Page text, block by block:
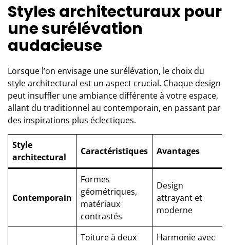
Styles architecturaux pour
une surélévation
audacieuse
Lorsque l’on envisage une surélévation, le choix du
style architectural est un aspect crucial. Chaque design
peut insuffler une ambiance différente à votre espace,
allant du traditionnel au contemporain, en passant par
des inspirations plus éclectiques.
Style
architectural
Caractéristiques Avantages
Contemporain
Formes
géométriques,
matériaux
contrastés
Design
attrayant et
moderne
Toiture à deux
Harmonie avec